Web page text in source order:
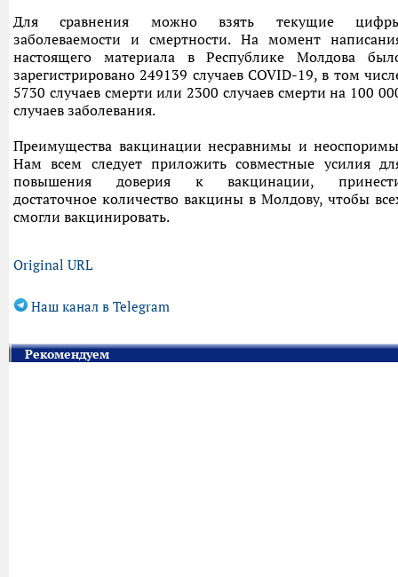
Для сравнения можно взять текущие
заболеваемости и смертности. На момент
настоящего материала в Республике Молдова
зарегистрировано 249139 случаев COVID-19, в том
5730 случаев смерти или 2300 случаев смерти на 100
случаев заболевания.
Преимущества вакцинации несравнимы и
Нам всем следует приложить совместные усилия
повышения доверия к вакцинации,
достаточное количество вакцины в Молдову, чтобы
смогли вакцинировать.
Original URL
Наш канал в Telegram
Рекомендуем